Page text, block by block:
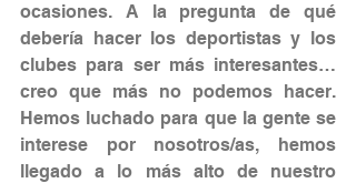
ocasiones. A la pregunta de qué
debería hacer los deportistas y los
clubes para ser más interesantes…
creo que más no podemos hacer.
Hemos luchado para que la gente se
interese por nosotros/as, hemos
llegado a lo más alto de nuestro